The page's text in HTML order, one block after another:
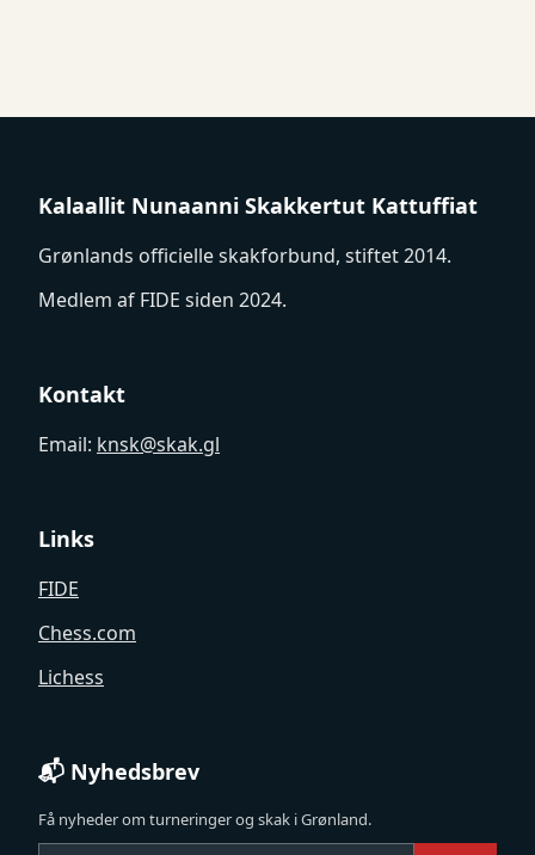
Kalaallit Nunaanni Skakkertut Kattuffiat
Grønlands officielle skakforbund, stiftet 2014.
Medlem af FIDE siden 2024.
Kontakt
Email: knsk@skak.gl
Links
FIDE
Chess.com
Lichess
📬 Nyhedsbrev
Få nyheder om turneringer og skak i Grønland.